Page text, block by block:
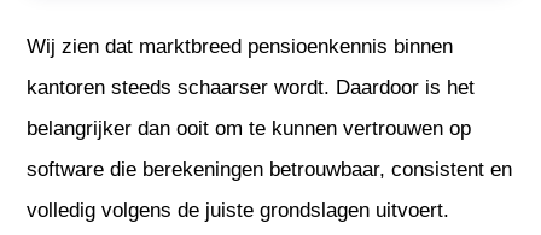
Wij zien dat marktbreed pensioenkennis binnen
kantoren steeds schaarser wordt. Daardoor is het
belangrijker dan ooit om te kunnen vertrouwen op
software die berekeningen betrouwbaar, consistent en
volledig volgens de juiste grondslagen uitvoert.